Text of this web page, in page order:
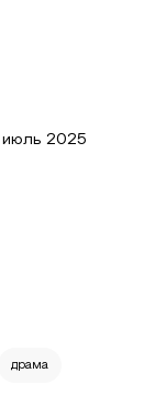
июль 2025
драма